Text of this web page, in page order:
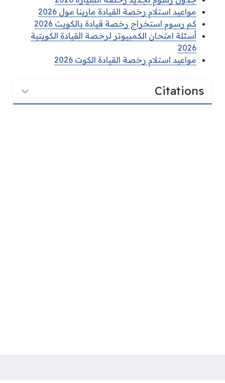
مواعيد استلام رخصة القيادة مارينا مول 2026
كم رسوم استخراج رخصة قيادة بالكويت 2026
أسئلة امتحان الكمبيوتر لرخصة القيادة الكويتية
2026
مواعيد استلام رخصة القيادة الكوت 2026
Citations